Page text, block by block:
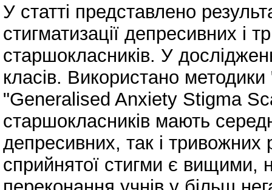
У статті представлено
стигматизації депресивних і
старшокласників. У
класів. Використано
"Generalised Anxiety Stigma
старшокласників мають
депресивних, так і
сприйнятої стигми є вищими,